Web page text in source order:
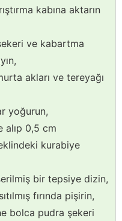
kabına aktarın
ve kabartma
akları ve tereyağı
yoğurun,
alıp 0,5 cm
kurabiye
bir tepsiye dizin,
fırında pişirin,
bolca pudra şekeri